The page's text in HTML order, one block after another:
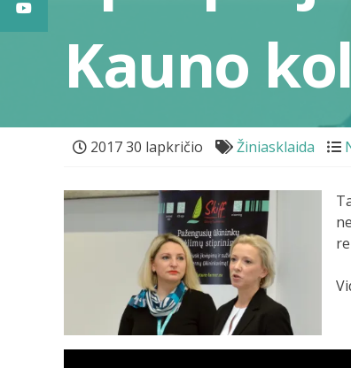
Kauno
2017 30 lapkričio Žiniasklaida